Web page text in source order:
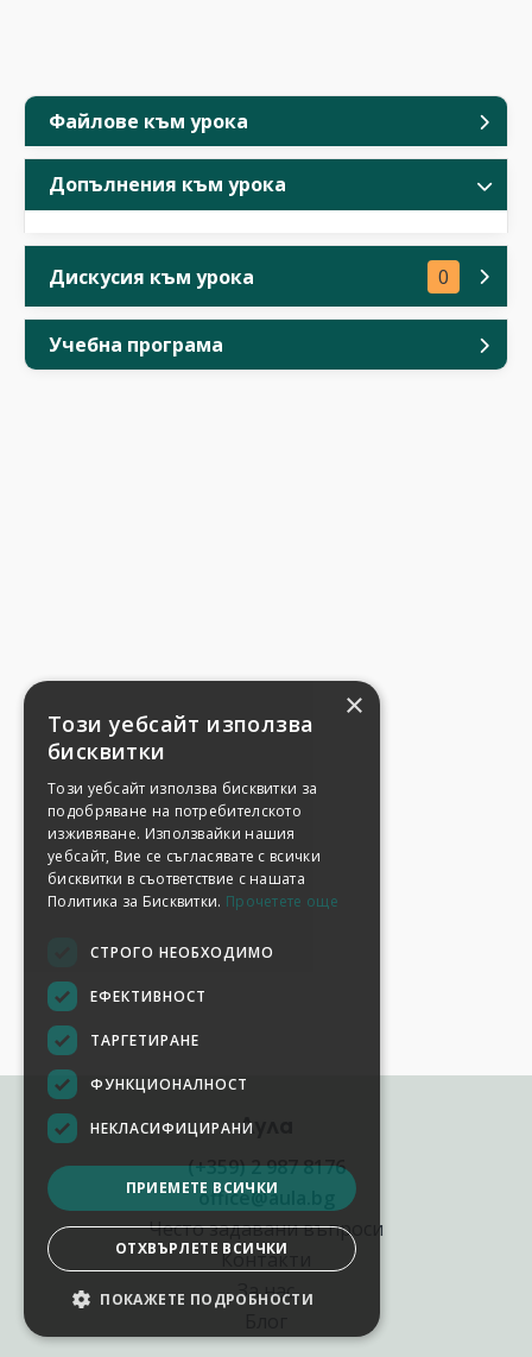
Файлове към урока
Допълнения към урока
Дискусия към урока 0
Учебна програма
Аула
(+359) 2 987 8176
office@aula.bg
Често задавани въпроси
Контакти
За нас
×
Този уебсайт използва
бисквитки
Този уебсайт използва бисквитки за
подобряване на потребителското
изживяване. Използвайки нашия
уебсайт, Вие се съгласявате с всички
бисквитки в съответствие с нашата
Политика за Бисквитки. Прочетете още
СТРОГО НЕОБХОДИМО
ЕФЕКТИВНОСТ
ТАРГЕТИРАНЕ
ФУНКЦИОНАЛНОСТ
НЕКЛАСИФИЦИРАНИ
ПРИЕМЕТЕ ВСИЧКИ
ОТХВЪРЛЕТЕ ВСИЧКИ
ПОКАЖЕТЕ ПОДРОБНОСТИ